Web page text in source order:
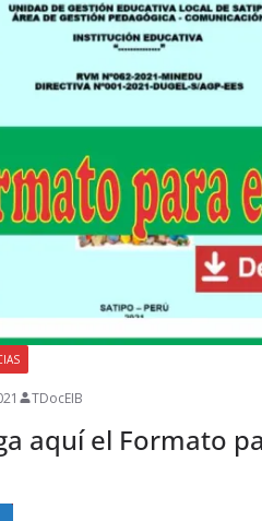
TDocEIB
aquí el Formato